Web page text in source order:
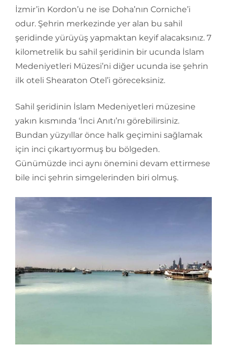
İzmir’in Kordon’u ne ise Doha’nın Corniche’i
odur. Şehrin merkezinde yer alan bu sahil
şeridinde yürüyüş yapmaktan keyif alacaksınız. 7
kilometrelik bu sahil şeridinin bir ucunda İslam
Medeniyetleri Müzesi’ni diğer ucunda ise şehrin
ilk oteli Shearaton Otel’i göreceksiniz.
Sahil şeridinin İslam Medeniyetleri müzesine
yakın kısmında ‘İnci Anıtı’nı görebilirsiniz.
Bundan yüzyıllar önce halk geçimini sağlamak
için inci çıkartıyormuş bu bölgeden.
Günümüzde inci aynı önemini devam ettirmese
bile inci şehrin simgelerinden biri olmuş.